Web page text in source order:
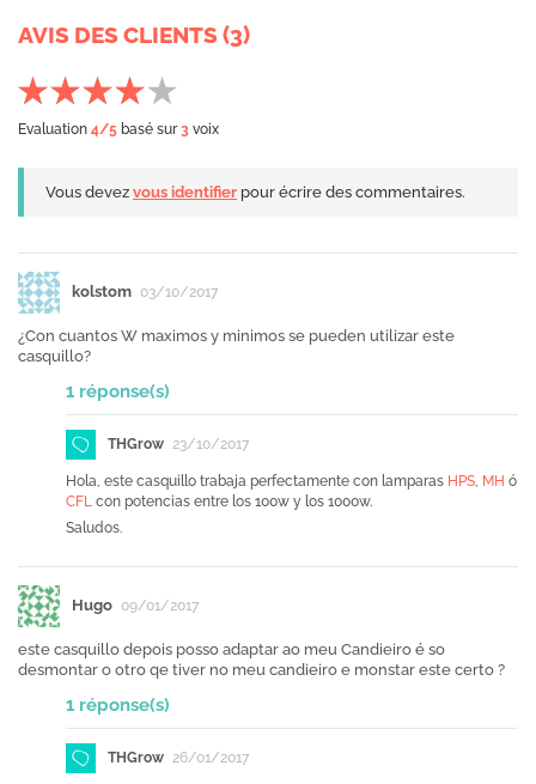
AVIS DES CLIENTS (3)
Evaluation 4/5 basé sur3 voix
Vous devez vous identifier pour écrire des commentaires.
kolstom 03/10/2017
¿Con cuantos W maximos y minimos se pueden utilizar este
casquillo?
1 réponse(s)
THGrow 23/10/2017
Hola, este casquillo trabaja perfectamente con lamparas HPS, MH ó
CFL con potencias entre los 100w y los 1000w.
Saludos.
Hugo 09/01/2017
este casquillo depois posso adaptar ao meu Candieiro é so
desmontar o otro qe tiver no meu candieiro e monstar este certo ?
1 réponse(s)
THGrow 26/01/2017